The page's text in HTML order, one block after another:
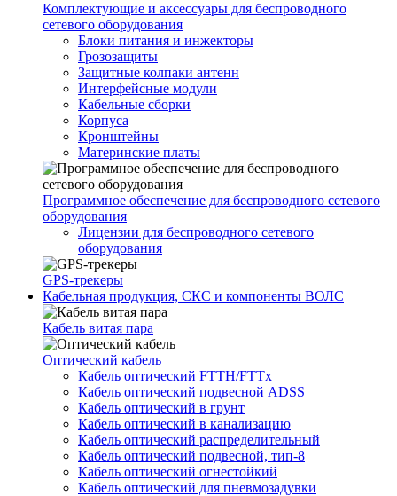
Комплектующие и аксессуары для беспроводного
сетевого оборудования
Блоки питания и инжекторы
Грозозащиты
Защитные колпаки антенн
Интерфейсные модули
Кабельные сборки
Корпуса
Кронштейны
Материнские платы
Программное обеспечение для беспроводного сетевого
оборудования
Лицензии для беспроводного сетевого
оборудования
GPS-трекеры
Кабельная продукция, СКС и компоненты ВОЛС
Кабель витая пара
Оптический кабель
Кабель оптический FTTH/FTTx
Кабель оптический подвесной ADSS
Кабель оптический в грунт
Кабель оптический в канализацию
Кабель оптический распределительный
Кабель оптический подвесной, тип-8
Кабель оптический огнестойкий
Кабель оптический для пневмозадувки